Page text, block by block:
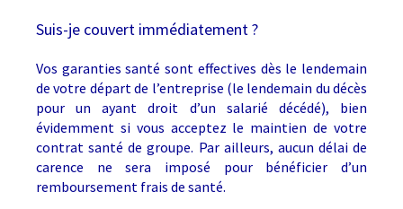
Suis-je couvert immédiatement ?
Vos garanties santé sont effectives dès le lendemain
de votre départ de l’entreprise (le lendemain du décès
pour un ayant droit d’un salarié décédé), bien
évidemment si vous acceptez le maintien de votre
contrat santé de groupe. Par ailleurs, aucun délai de
carence ne sera imposé pour bénéficier d’un
remboursement frais de santé.